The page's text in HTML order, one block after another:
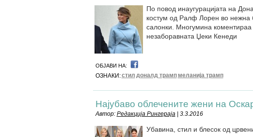
По повод инаугурацијата на
костум од Ралф Лорен во нежна
салонки. Многумина коментираа
незаборавната Џеки Кенеди
ОБЈАВИ НА:
ОЗНАКИ:стил доналд трамп меланија трамп
Најубаво облечените жени на
Автор: Редакција Рингераја| 3.3.2016
Убавина, стил и блесок од